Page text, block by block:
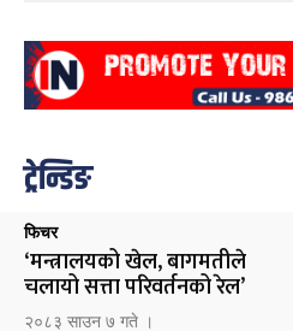
ट्रेन्डिङ
फिचर
‘मन्त्रालयको खेल, बागमतीले
चलायो सत्ता परिवर्तनको रेल’
२०८३ साउन ७ गते ।